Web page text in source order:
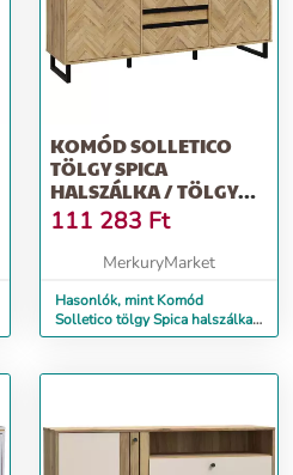
KOMÓD SOLLETICO
TÖLGY SPICA
HALSZÁLKA / TÖLGY
BARTEX
111 283 Ft
MerkuryMarket
Hasonlók, mint Komód
Solletico tölgy Spica halszálka /
tölgy Bartex